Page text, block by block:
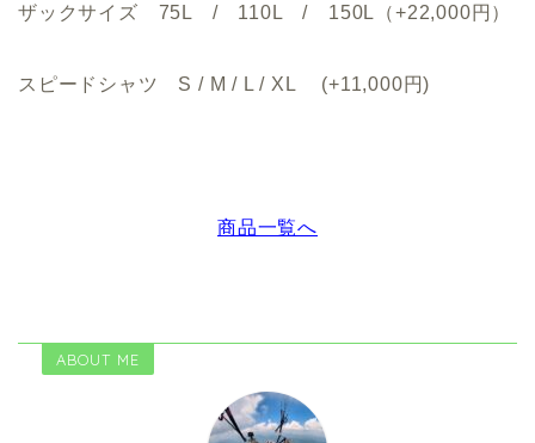
ザックサイズ 75L / 110L / 150L（+22,000円）
スピードシャツ S / M / L / XL (+11,000円)
商品一覧へ
ABOUT ME